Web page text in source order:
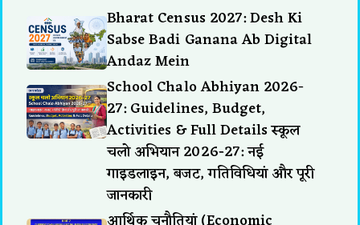
Bharat Census 2027: Desh Ki
Sabse Badi Ganana Ab Digital
Andaz Mein
School Chalo Abhiyan 2026-
27: Guidelines, Budget,
Activities & Full Details स्कूल
चलो अभियान 2026-27: नई
गाइडलाइन, बजट, गतिविधियां और पूरी
जानकारी